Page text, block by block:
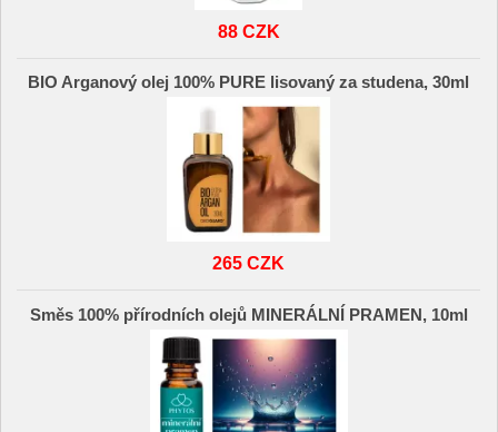
88 CZK
BIO Arganový olej 100% PURE lisovaný za studena, 30ml
265 CZK
Směs 100% přírodních olejů MINERÁLNÍ PRAMEN, 10ml